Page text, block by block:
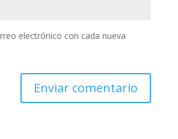
electrónico con cada nueva